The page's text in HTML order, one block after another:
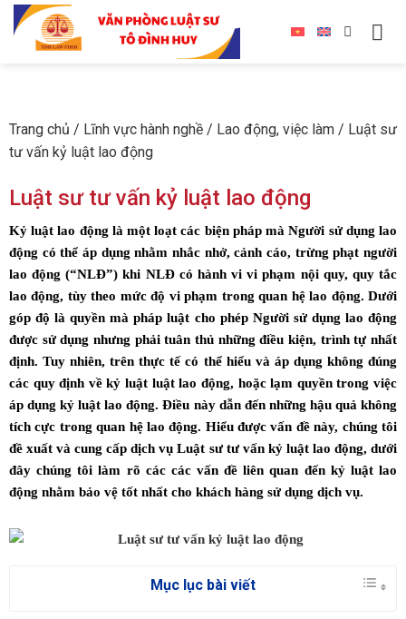
Trang chủ / Lĩnh vực hành nghề / Lao động, việc làm / Luật sư
tư vấn kỷ luật lao động
Luật sư tư vấn kỷ luật lao động
Kỷ luật lao động là một loạt các biện pháp mà Người sử dụng lao
động có thể áp dụng nhằm nhắc nhở, cảnh cáo, trừng phạt người
lao động (“NLĐ”) khi NLĐ có hành vi vi phạm nội quy, quy tắc
lao động, tùy theo mức độ vi phạm trong quan hệ lao động. Dưới
góp độ là quyền mà pháp luật cho phép Người sử dụng lao động
được sử dụng nhưng phải tuân thủ những điều kiện, trình tự nhất
định. Tuy nhiên, trên thực tế có thể hiểu và áp dụng không đúng
các quy định về kỷ luật luật lao động, hoặc lạm quyền trong việc
áp dụng kỷ luật lao động. Điều này dẫn đến những hậu quả không
tích cực trong quan hệ lao động. Hiểu được vấn đề này, chúng tôi
đề xuất và cung cấp dịch vụ Luật sư tư vấn kỷ luật lao động, dưới
đây chúng tôi làm rõ các các vấn đề liên quan đến kỷ luật lao
động nhằm bảo vệ tốt nhất cho khách hàng sử dụng dịch vụ.
Mục lục bài viết